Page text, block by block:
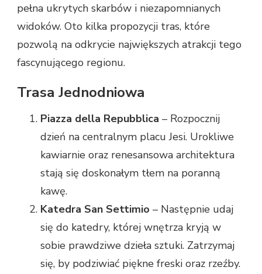
pełna ukrytych skarbów i niezapomnianych
widoków. Oto kilka propozycji tras, które
pozwolą na odkrycie największych atrakcji tego
fascynującego regionu.
Trasa Jednodniowa
Piazza della Repubblica – Rozpocznij
dzień na centralnym placu Jesi. Urokliwe
kawiarnie oraz renesansowa architektura
stają się doskonałym tłem na poranną
kawę.
Katedra San Settimio – Następnie udaj
się do katedry, której wnętrza kryją w
sobie prawdziwe dzieła sztuki. Zatrzymaj
się, by podziwiać piękne freski oraz rzeźby.